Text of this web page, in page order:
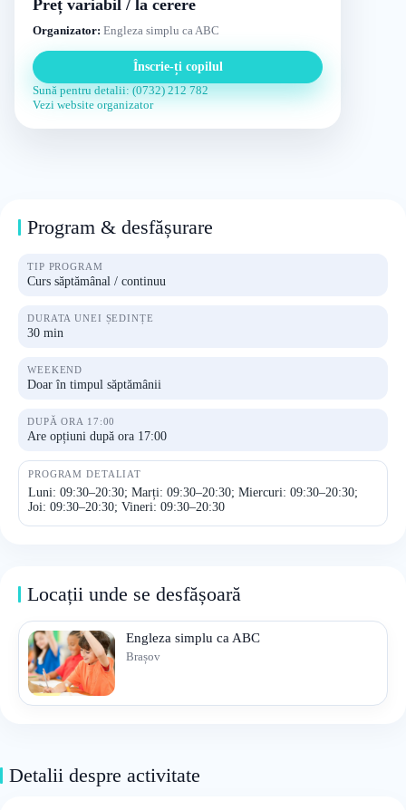
Preț variabil / la cerere
Organizator: Engleza simplu ca ABC
Înscrie-ți copilul
Sună pentru detalii: (0732) 212 782
Vezi website organizator
Program & desfășurare
TIP PROGRAM
Curs săptămânal / continuu
DURATA UNEI ȘEDINȚE
30 min
WEEKEND
Doar în timpul săptămânii
DUPĂ ORA 17:00
Are opțiuni după ora 17:00
PROGRAM DETALIAT
Luni: 09:30–20:30; Marți: 09:30–20:30; Miercuri: 09:30–20:30;
Joi: 09:30–20:30; Vineri: 09:30–20:30
Locații unde se desfășoară
Engleza simplu ca ABC
Brașov
Detalii despre activitate